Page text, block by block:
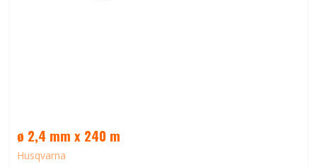
ø 2,4 mm x 240 m
Husqvarna